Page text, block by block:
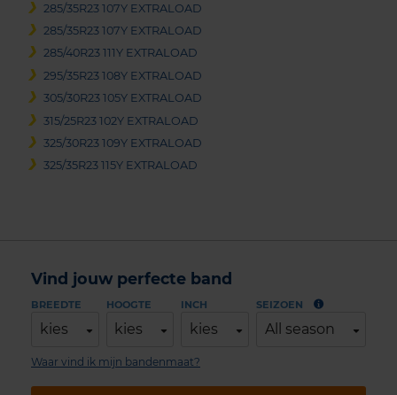
285/35R23 107Y EXTRALOAD
285/35R23 107Y EXTRALOAD
285/40R23 111Y EXTRALOAD
295/35R23 108Y EXTRALOAD
305/30R23 105Y EXTRALOAD
315/25R23 102Y EXTRALOAD
325/30R23 109Y EXTRALOAD
325/35R23 115Y EXTRALOAD
Vind jouw perfecte band
BREEDTE
kies
HOOGTE
kies
INCH
kies
SEIZOEN
All season
Waar vind ik mijn bandenmaat?